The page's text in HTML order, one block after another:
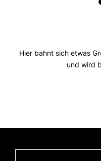
Hier bahnt sich etwas
und wird